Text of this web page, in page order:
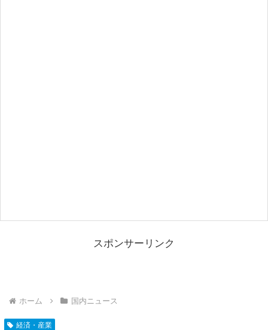
スポンサーリンク
ホーム 国内ニュース
経済・産業